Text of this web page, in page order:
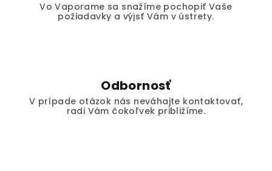
Vo Vaporame sa snažíme pochopiť Vaše
požiadavky a výjsť Vám v ústrety.
Odbornosť
V prípade otázok nás neváhajte kontaktovať,
radi Vám čokoľvek približíme.